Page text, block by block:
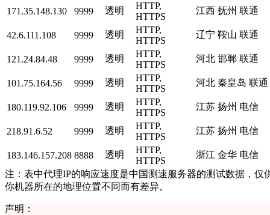
171.35.148.130 9999 透明
HTTP,
HTTPS
江西 抚州 联通
42.6.111.108 9999 透明
HTTP,
HTTPS
辽宁 鞍山 联通
121.24.84.48 9999 透明
HTTP,
HTTPS
河北 邯郸 联通
101.75.164.56 9999 透明
HTTP,
HTTPS
河北 秦皇岛 联通
180.119.92.106 9999 透明
HTTP,
HTTPS
江苏 扬州 电信
218.91.6.52 9999 透明
HTTP,
HTTPS
江苏 扬州 电信
183.146.157.208 8888 透明
HTTP,
HTTPS
浙江 金华 电信
注：表中代理IP的响应速度是中国测速服务器的测试数据，仅
你机器所在的地理位置不同而有差异。
声明：